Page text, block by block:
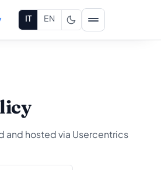
IT EN
and hosted via Usercentrics